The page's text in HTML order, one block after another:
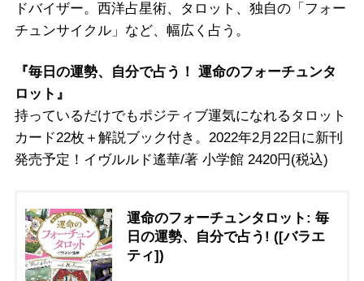
ドバイザー。西洋占星術、タロット、独自の「フォー
チュンサイクル」など、幅広く占う。
『毎日の運勢、自分で占う！ 運命のフォーチュンタ
ロット』
持っているだけでもポジティブ運気になれるタロット
カード22枚＋解説ブック付き。2022年2月22日に新刊
発売予定！イヴルルド遙華/著 小学館 2420円(税込)
運命のフォーチュンタロット: 毎
日の運勢、自分で占う! ([バラエ
ティ])